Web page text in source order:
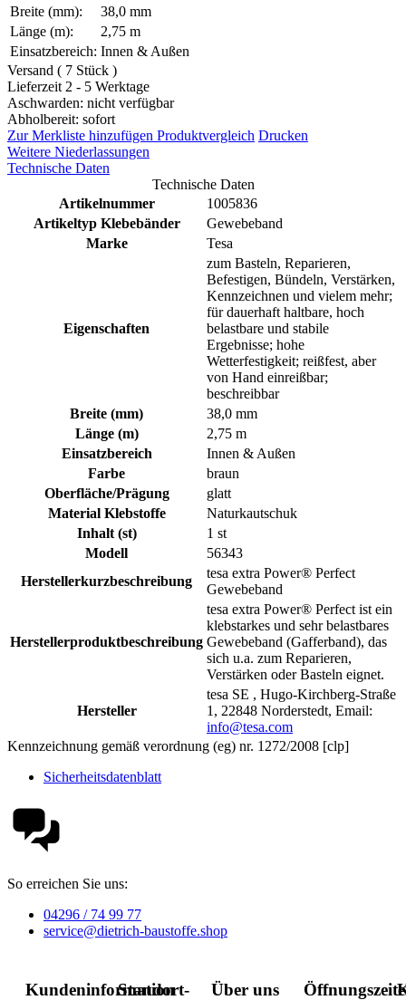
Breite (mm):
38,0 mm
Länge (m):
2,75 m
Einsatzbereich: Innen & Außen
Versand ( 7 Stück )
Lieferzeit 2 - 5 Werktage
Aschwarden: nicht verfügbar
Abholbereit: sofort
Zur Merkliste hinzufügen Produktvergleich Drucken
Weitere Niederlassungen
Technische Daten
Technische Daten
Artikelnummer
1005836
Artikeltyp Klebebänder
Gewebeband
Marke
Tesa
Eigenschaften
zum Basteln, Reparieren,
Befestigen, Bündeln, Verstärken,
Kennzeichnen und vielem mehr;
für dauerhaft haltbare, hoch
belastbare und stabile
Ergebnisse; hohe
Wetterfestigkeit; reißfest, aber
von Hand einreißbar;
beschreibbar
Breite (mm)
38,0 mm
Länge (m)
2,75 m
Einsatzbereich
Innen & Außen
Farbe
braun
Oberfläche/Prägung
glatt
Material Klebstoffe
Naturkautschuk
Inhalt (st)
1 st
Modell
56343
Herstellerkurzbeschreibung
tesa extra Power® Perfect
Gewebeband
Herstellerproduktbeschreibung
tesa extra Power® Perfect ist ein
klebstarkes und sehr belastbares
Gewebeband (Gafferband), das
sich u.a. zum Reparieren,
Verstärken oder Basteln eignet.
Hersteller
tesa SE , Hugo-Kirchberg-Straße
1, 22848 Norderstedt, Email:
info@tesa.com
Kennzeichnung gemäß verordnung (eg) nr. 1272/2008 [clp]
Sicherheitsdatenblatt
So erreichen Sie uns:
04296 / 74 99 77
service@dietrich-baustoffe.shop
Kundeninformation
Standort-
Über uns